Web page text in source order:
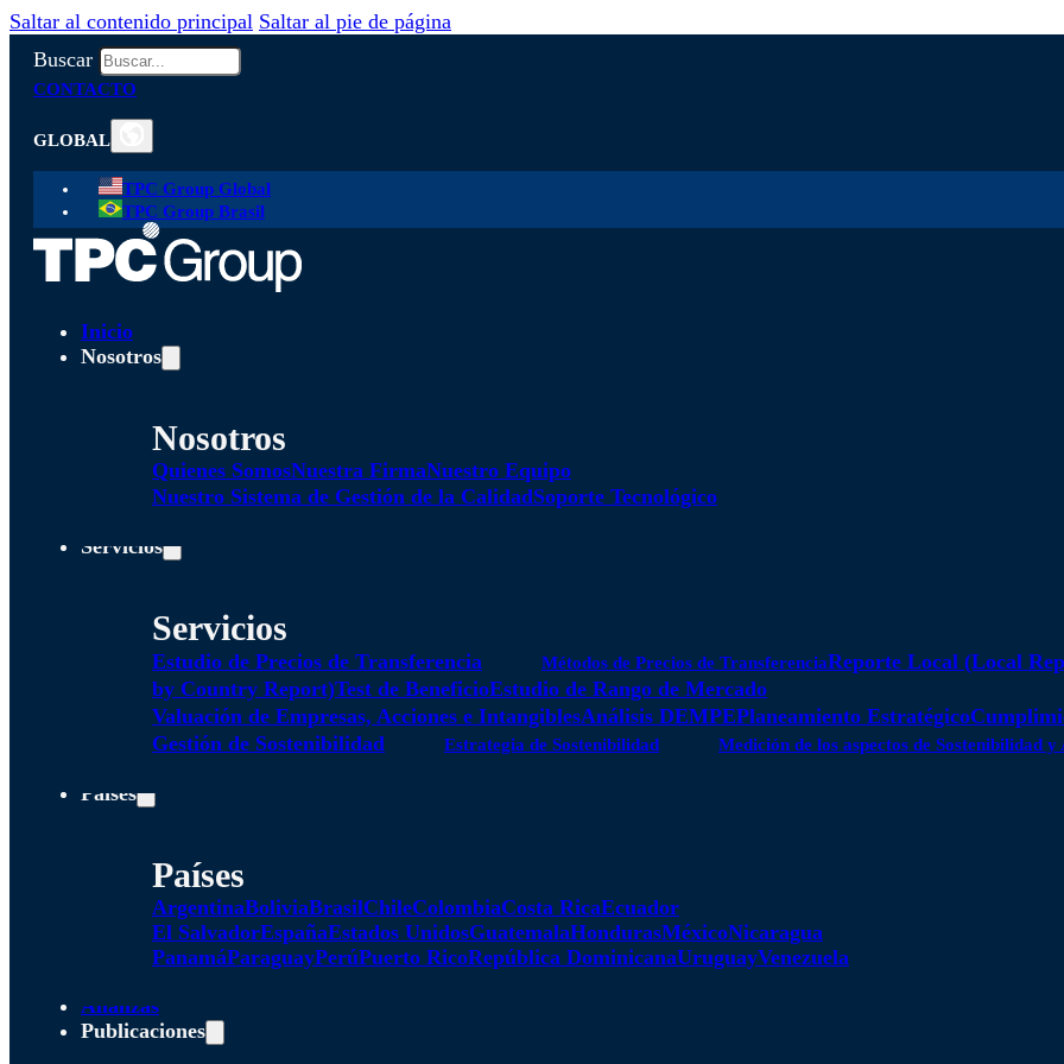
Saltar al contenido principal Saltar al pie de página
Buscar
CONTACTO
GLOBAL
TPC Group Global
TPC Group Brasil
Inicio
Nosotros
Nosotros
Quienes SomosNuestra FirmaNuestro Equipo
Nuestro Sistema de Gestión de la CalidadSoporte Tecnológico
Servicios
Servicios
Estudio de Precios de Transferencia Métodos de Precios de TransferenciaReporte Local (Local
by Country Report)Test de BeneficioEstudio de Rango de Mercado
Valuación de Empresas, Acciones e IntangiblesAnálisis DEMPEPlaneamiento Estratégico
Gestión de Sostenibilidad
Estrategia de Sostenibilidad Medición de los aspectos de Sostenibilidad y
Países
Países
ArgentinaBoliviaBrasilChileColombiaCosta RicaEcuador
El SalvadorEspañaEstados UnidosGuatemalaHondurasMéxicoNicaragua
PanamáParaguayPerúPuerto RicoRepública DominicanaUruguayVenezuela
Alianzas
Publicaciones